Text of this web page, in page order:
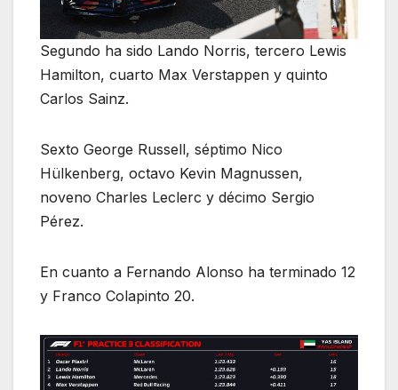
Segundo ha sido Lando Norris, tercero Lewis
Hamilton, cuarto Max Verstappen y quinto
Carlos Sainz.
Sexto George Russell, séptimo Nico
Hülkenberg, octavo Kevin Magnussen,
noveno Charles Leclerc y décimo Sergio
Pérez.
En cuanto a Fernando Alonso ha terminado 12
y Franco Colapinto 20.